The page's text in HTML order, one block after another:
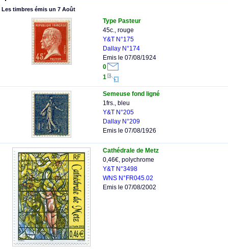
Les timbres émis un 7 Août
Type Pasteur
45c., rouge
Y&T N°175
Dallay N°174
Emis le 07/08/1924
0
1
Semeuse fond ligné
1frs., bleu
Y&T N°205
Dallay N°209
Emis le 07/08/1926
Cathédrale de Metz
0,46€, polychrome
Y&T N°3498
WNS N°FR045.02
Emis le 07/08/2002